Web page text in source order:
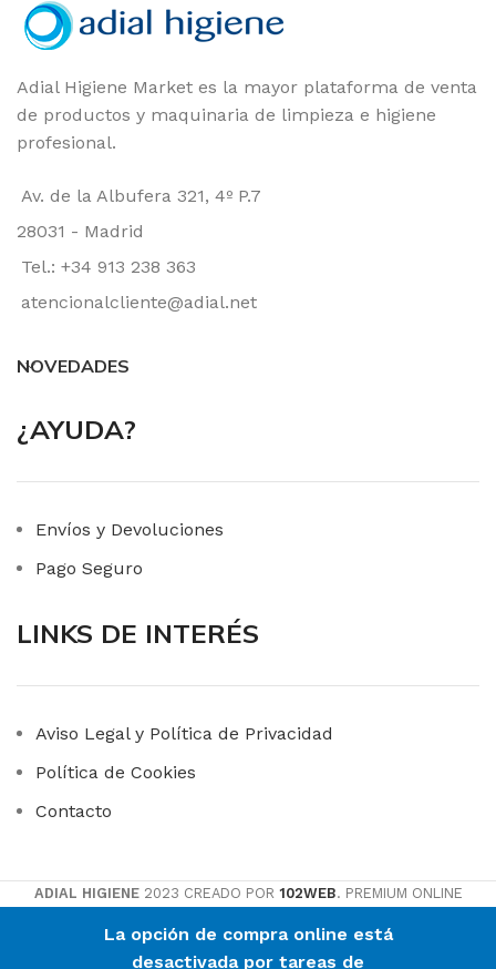
La opción de compra online está
desactivada por tareas de
Adial Higiene Market es la mayor plataforma de venta
de productos y maquinaria de limpieza e higiene
profesional.
Av. de la Albufera 321, 4º P.7
28031 - Madrid
Tel.: +34 913 238 363
atencionalcliente@adial.net
NOVEDADES
¿AYUDA?
Envíos y Devoluciones
Pago Seguro
LINKS DE INTERÉS
Aviso Legal y Política de Privacidad
Política de Cookies
Contacto
ADIAL HIGIENE 2023 CREADO POR 102WEB. PREMIUM ONLINE